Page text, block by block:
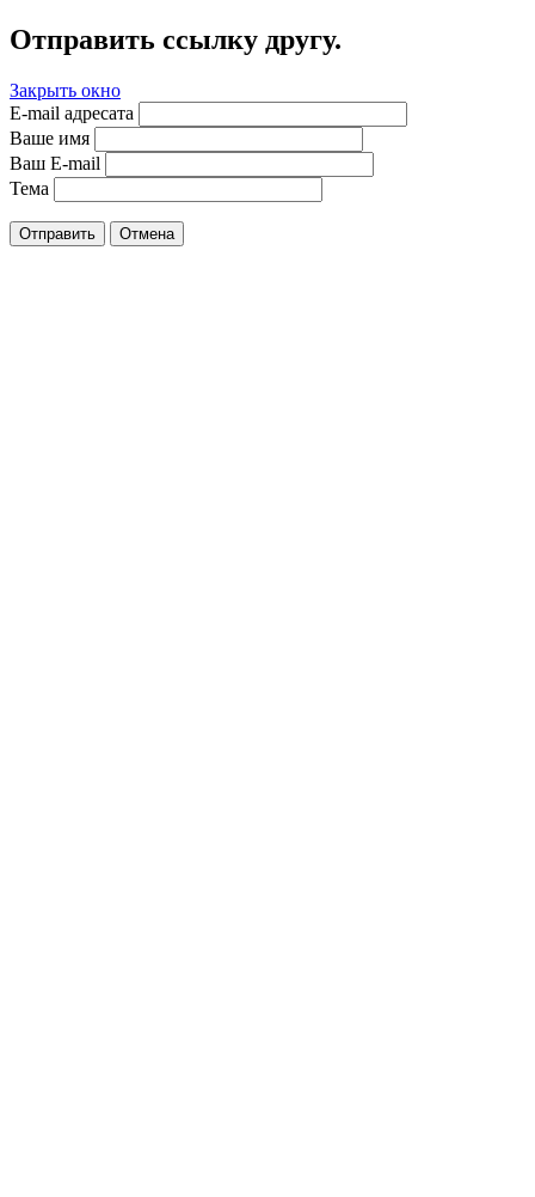
Отправить ссылку другу.
Закрыть окно
E-mail адресата
Ваше имя
Ваш E-mail
Тема
Отправить Отмена